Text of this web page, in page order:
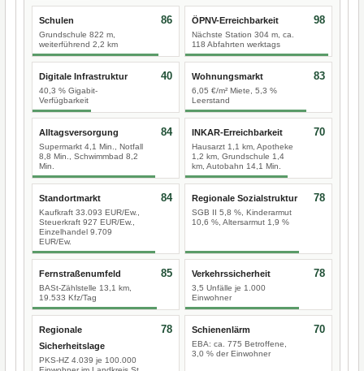
Schulen
Grundschule 822 m,
weiterführend 2,2 km
86 ÖPNV-Erreichbarkeit
Nächste Station 304 m, ca.
118 Abfahrten werktags
98
Digitale Infrastruktur
40,3 % Gigabit-
Verfügbarkeit
40 Wohnungsmarkt
6,05 €/m² Miete, 5,3 %
Leerstand
83
Alltagsversorgung
Supermarkt 4,1 Min., Notfall
8,8 Min., Schwimmbad 8,2
Min.
84 INKAR-Erreichbarkeit
Hausarzt 1,1 km, Apotheke
1,2 km, Grundschule 1,4
km, Autobahn 14,1 Min.
70
Standortmarkt
Kaufkraft 33.093 EUR/Ew.,
Steuerkraft 927 EUR/Ew.,
Einzelhandel 9.709
EUR/Ew.
84 Regionale Sozialstruktur
SGB II 5,8 %, Kinderarmut
10,6 %, Altersarmut 1,9 %
78
Fernstraßenumfeld
BASt-Zählstelle 13,1 km,
19.533 Kfz/Tag
85 Verkehrssicherheit
3,5 Unfälle je 1.000
Einwohner
78
Regionale
Sicherheitslage
PKS-HZ 4.039 je 100.000
78 Schienenlärm
EBA: ca. 775 Betroffene,
3,0 % der Einwohner
70